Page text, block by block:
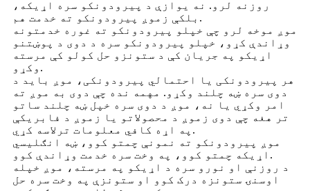
روزنه لرو. نه یوازې د پیرودونکو سره اړیکه،
بلکې زموږ پیرودونکو ته خدمت هم.
موږ موخه لرو چې خپلو پیرودونکو ته غوره خدمتونه
وړاندې کړو، خپلو پیرودونکو سره د دوی د پوښتنو
اړیکو په جریان کې د ستونزو حل کولو کې مرسته
وکړو.
هر پیرودونکی یا احتمالي پیرودونکی، موږ باید د
دوی سره ښه چلند وکړو. مهمه نده چې دوی به موږ ته
امر وکړي یا نه، موږ د دوی سره خپل ښه چلند ساتو
تر هغه چې دوی زموږ د محصولاتو یا زموږ د فابریکې
په اړه کافي معلومات ترلاسه کړي.
موږ پیرودونکو ته نمونې چمتو کوو، ښه انګلیسي
اړیکه چمتو کوو، په وخت سره خدمت وړاندې کوو.
د روزنې او نورو سره د اړیکو په مرسته، موږ خپله
اوسنۍ ستونزه درک کوو او ستونزې په وخت سره حل